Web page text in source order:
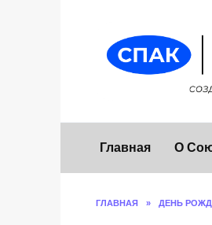
Главная О
ГЛАВНАЯ » ДЕНЬ